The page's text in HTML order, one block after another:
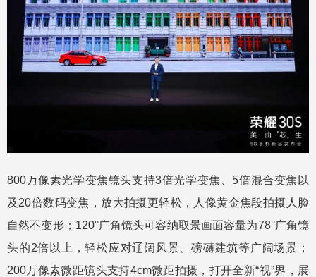
800万像素光学变焦镜头支持3倍光学变焦、5倍混合变焦以
及20倍数码变焦，放大拍摄更轻松，人像黄金焦段拍摄人脸
自然不变形；120°广角镜头可容纳取景画面容量为78°广角镜
头的2倍以上，轻松应对辽阔风景、磅礴建筑等广阔场景；
200万像素微距镜头支持4cm微距拍摄，打开全新“视”界，展